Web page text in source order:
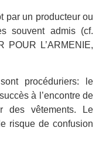
par un producteur ou
souvent admis (cf.
POUR L’ARMENIE,
procéduriers: le
à l’encontre de
des vêtements. Le
risque de confusion